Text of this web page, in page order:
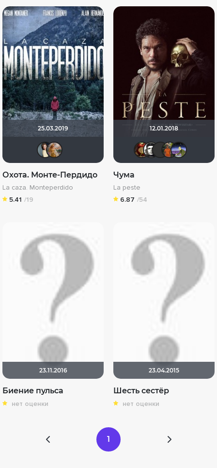
25.03.2019
Anastasia_Podkova
Охота. Монте-Пердидо
La caza. Monteperdido
5.41 /19
12.01.2018
pcsoff
Чума
La peste
6.87 /54
23.11.2016
Биение пульса
нет оценки
23.04.2015
Шесть сестёр
нет оценки
1